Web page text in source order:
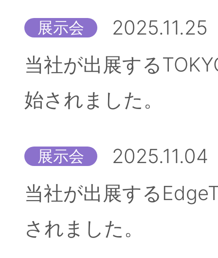
展示会
2025.11.25
当社が出展する
始されました。
展示会
2025.11.04
当社が出展する
されました。